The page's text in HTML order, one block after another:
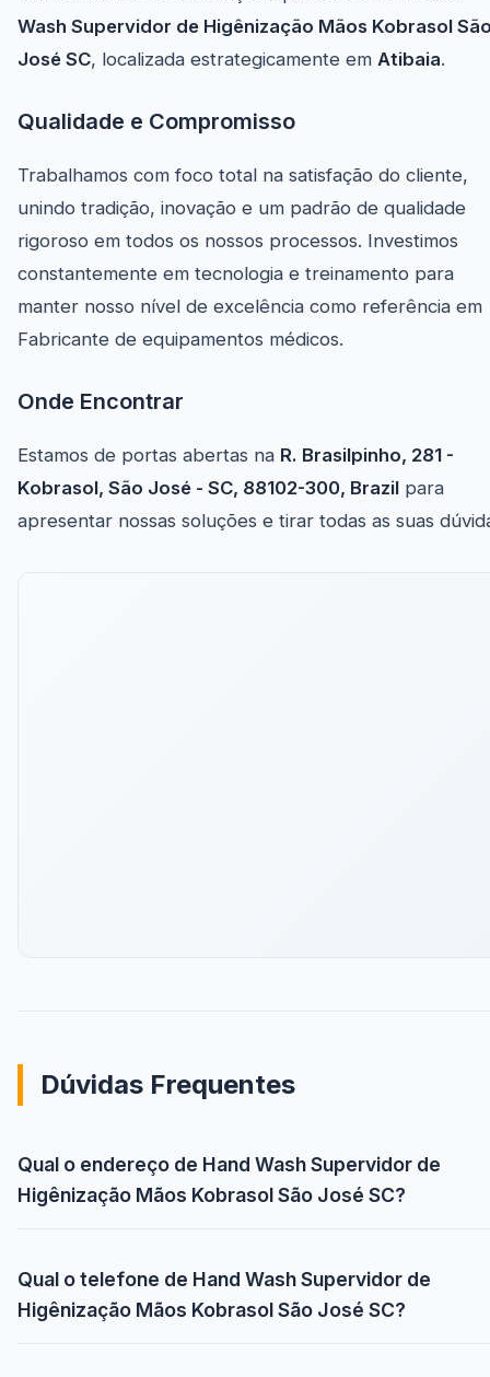
Wash Supervidor de Higênização Mãos Kobrasol
José SC, localizada estrategicamente em Atibaia.
Qualidade e Compromisso
Trabalhamos com foco total na satisfação do cliente,
unindo tradição, inovação e um padrão de qualidade
rigoroso em todos os nossos processos. Investimos
constantemente em tecnologia e treinamento para
manter nosso nível de excelência como referência em
Fabricante de equipamentos médicos.
Onde Encontrar
Estamos de portas abertas na R. Brasilpinho, 281 -
Kobrasol, São José - SC, 88102-300, Brazil para
apresentar nossas soluções e tirar todas as suas
Dúvidas Frequentes
Qual o endereço de Hand Wash Supervidor de
Higênização Mãos Kobrasol São José SC?
Qual o telefone de Hand Wash Supervidor de
Higênização Mãos Kobrasol São José SC?